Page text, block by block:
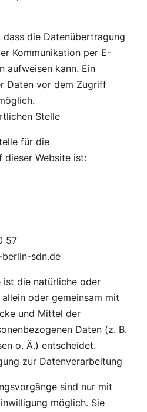
die Datenübertragung
Kommunikation per E-
aufweisen kann. Ein
Daten vor dem Zugriff
Stelle
für die
dieser Website ist:
57
sdn.de
die natürliche oder
oder gemeinsam mit
und Mittel der
Daten (z. B.
o. Ä.) entscheidet.
zur Datenverarbeitung
sind nur mit
möglich. Sie